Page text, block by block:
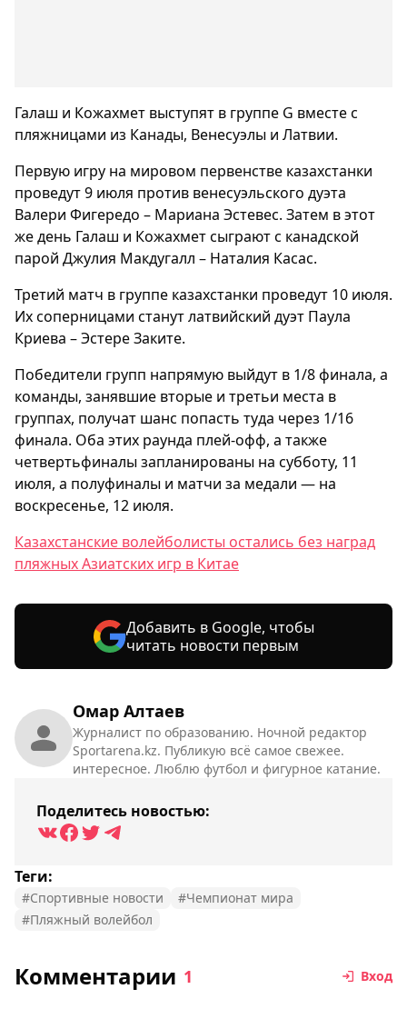
Омар Алтаев
Журналист по образованию. Ночной редактор
Sportarena.kz. Публикую всё самое свежее.
интересное. Люблю футбол и фигурное катание.
Поделитесь новостью:
Теги:
#Спортивные новости
#Чемпионат мира
#Пляжный волейбол
Галаш и Кожахмет выступят в группе G вместе с
пляжницами из Канады, Венесуэлы и Латвии.
Первую игру на мировом первенстве казахстанки
проведут 9 июля против венесуэльского дуэта
Валери Фигередо – Мариана Эстевес. Затем в этот
же день Галаш и Кожахмет сыграют с канадской
парой Джулия Макдугалл – Наталия Касас.
Третий матч в группе казахстанки проведут 10 июля.
Их соперницами станут латвийский дуэт Паула
Криева – Эстере Заките.
Победители групп напрямую выйдут в 1/8 финала, а
команды, занявшие вторые и третьи места в
группах, получат шанс попасть туда через 1/16
финала. Оба этих раунда плей-офф, а также
четвертьфиналы запланированы на субботу, 11
июля, а полуфиналы и матчи за медали — на
воскресенье, 12 июля.
Казахстанские волейболисты остались без наград
пляжных Азиатских игр в Китае
Добавить в Google, чтобы
читать новости первым
Комментарии 1 Вход